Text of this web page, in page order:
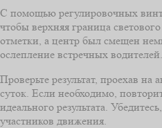
С помощью регулировочных
чтобы верхняя граница
отметки, а центр был смещен
ослепление встречных водителей.
Проверьте результат, проехав на
суток. Если необходимо,
идеального результата.
участников движения.